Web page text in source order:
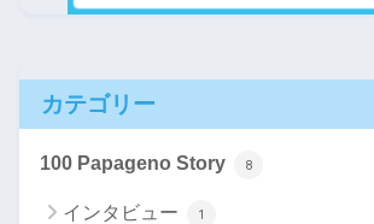
カテゴリー
100 Papageno Story 8
インタビュー 1